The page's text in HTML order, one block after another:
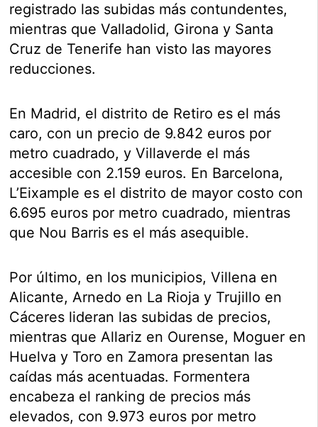
registrado las subidas más contundentes,
mientras que Valladolid, Girona y Santa
Cruz de Tenerife han visto las mayores
reducciones.
En Madrid, el distrito de Retiro es el más
caro, con un precio de 9.842 euros por
metro cuadrado, y Villaverde el más
accesible con 2.159 euros. En Barcelona,
L’Eixample es el distrito de mayor costo con
6.695 euros por metro cuadrado, mientras
que Nou Barris es el más asequible.
Por último, en los municipios, Villena en
Alicante, Arnedo en La Rioja y Trujillo en
Cáceres lideran las subidas de precios,
mientras que Allariz en Ourense, Moguer en
Huelva y Toro en Zamora presentan las
caídas más acentuadas. Formentera
encabeza el ranking de precios más
elevados, con 9.973 euros por metro